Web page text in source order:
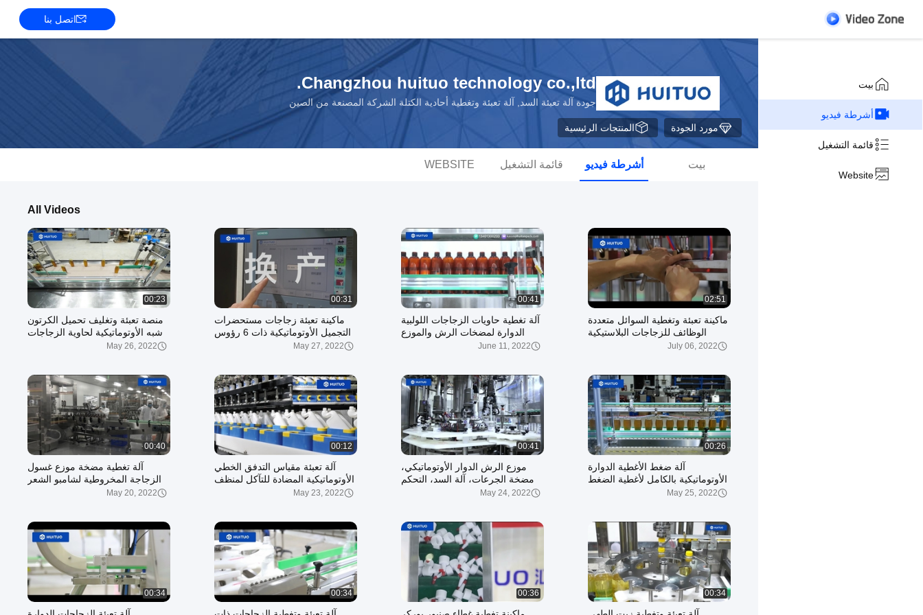
اتصل بنا
بيت
أشرطة فيديو
قائمة التشغيل
Website
Changzhou huituo technology co.,ltd.
جودة آلة تعبئة السد, آلة تعبئة وتغطية أحادية الكتلة الشركة المصنعة من الصين
مورد الجودة المنتجات الرئيسية
بيت أشرطة فيديو قائمة التشغيل WEBSITE
All Videos
02:51
ماكينة تعبئة وتغطية السوائل متعددة
الوظائف للزجاجات البلاستيكية
July 06, 2022
00:41
آلة تغطية حاويات الزجاجات اللولبية
الدوارة لمضخات الرش والموزع
June 11, 2022
00:31
ماكينة تعبئة زجاجات مستحضرات
التجميل الأوتوماتيكية ذات 6 رؤوس
May 27, 2022
00:23
منصة تعبئة وتغليف تحميل الكرتون
شبه الأوتوماتيكية لحاوية الزجاجات
البلاستيكية والزجاجيةMay 26, 2022
00:26
آلة ضغط الأغطية الدوارة
الأوتوماتيكية بالكامل لأغطية الضغط
May 25, 2022
00:41
موزع الرش الدوار الأوتوماتيكي،
مضخة الجرعات، آلة السد، التحكم
في عزم الدوران المؤازرMay 24, 2022
00:12
آلة تعبئة مقياس التدفق الخطي
الأوتوماتيكية المضادة للتآكل لمنظف
المراحيض عالي الحموضةMay 23, 2022
00:40
آلة تغطية مضخة موزع غسول
الزجاجة المخروطية لشامبو الشعر
May 20, 2022
00:34
00:36
00:34
00:34